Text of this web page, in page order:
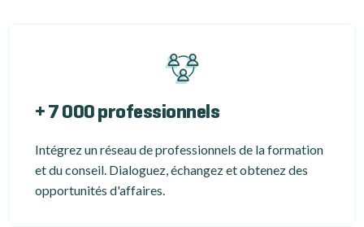
+ 7 000 professionnels
Intégrez un réseau de professionnels de la formation
et du conseil. Dialoguez, échangez et obtenez des
opportunités d'affaires.